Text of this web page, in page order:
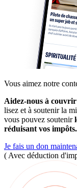
Vous aimez notre
Aidez-nous à
lisez et à soutenir la
vous pouvez soutenir
réduisant vos impôts.
Je fais un don
( Avec déduction